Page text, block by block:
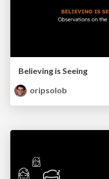
Believing is Seeing
oripsolob